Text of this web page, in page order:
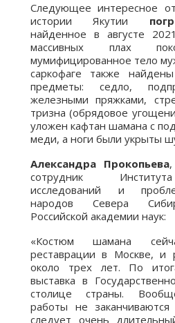
Следующее интересное
истории Якутии
найденное в августе
массивных плах
мумифицированное тело
саркофаге также
предметы: седло,
железными пряжками,
тризна (обрядовое
уложен кафтан шамана с
меди, а ноги были укрыты
Александра Прокопьева,
сотрудник
исследований и
народов Севера
Российской академии наук:
«Костюм шамана
реставрации в Москве, и
около трех лет. По
выставка в
столице страны.
работы не
следует очень